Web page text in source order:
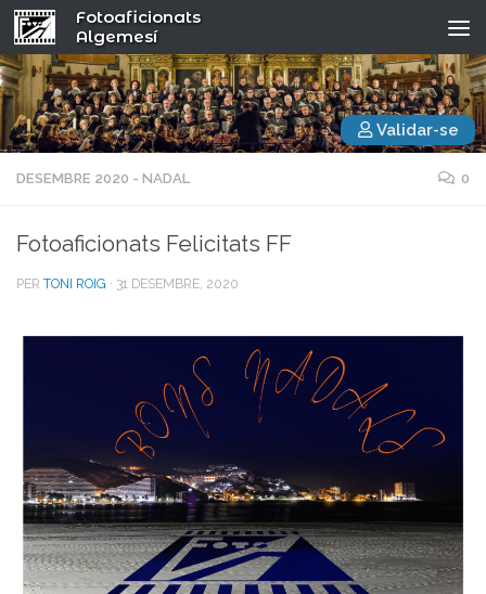
Fotoaficionats
Algemesí
Validar-se
DESEMBRE 2020 - NADAL 0
Fotoaficionats Felicitats FF
PER TONI ROIG · 31 DESEMBRE, 2020